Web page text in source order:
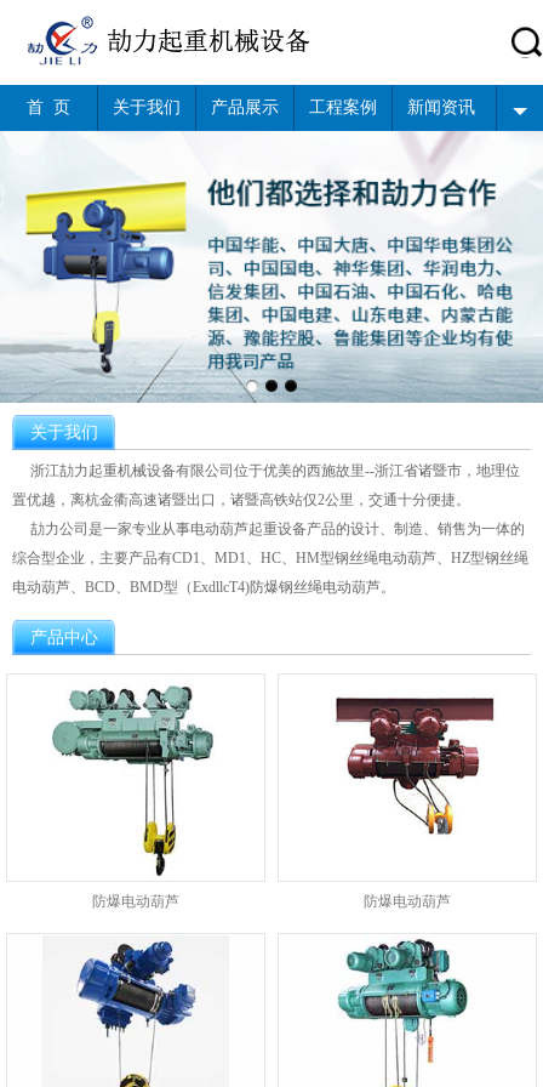
首 页 关于我们 产品展示 工程案例 新闻资讯
关于我们
浙江劼力起重机械设备有限公司位于优美的西施故里--浙江省诸暨市，地理位
置优越，离杭金衢高速诸暨出口，诸暨高铁站仅2公里，交通十分便捷。
劼力公司是一家专业从事电动葫芦起重设备产品的设计、制造、销售为一体的
综合型企业，主要产品有CD1、MD1、HC、HM型钢丝绳电动葫芦、HZ型钢丝绳
电动葫芦、BCD、BMD型（ExdllcT4)防爆钢丝绳电动葫芦。
产品中心
防爆电动葫芦 防爆电动葫芦